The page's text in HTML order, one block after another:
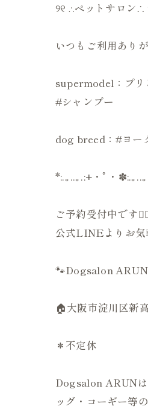
୨୧ ∴ペットサロン∴
いつもご利用あり
supermodel：プリ
#シャンプー
dog breed：#ヨー
*:.｡..｡.:+・ﾟ・✽:.｡..
ご予約受付中です
公式LINEよりお気
🐾Dogsalon
🏠大阪市淀川区新
＊不定休
Dogsalon ARUNは
ッグ・コーギー等